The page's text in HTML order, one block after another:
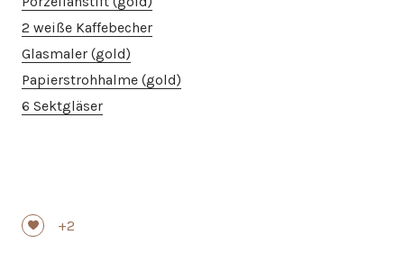
2 weiße Kaffebecher
Glasmaler (gold)
Papierstrohhalme (gold)
6 Sektgläser
+2